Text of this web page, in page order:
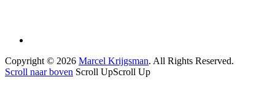
Copyright © 2026 Marcel Krijgsman. All Rights Reserved.
Scroll naar boven Scroll UpScroll Up